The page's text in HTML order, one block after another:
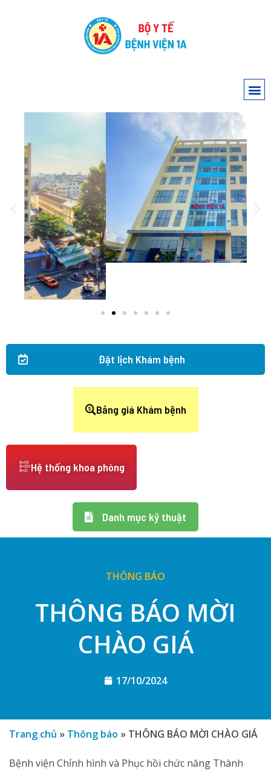
Đặt lịch Khám bệnh
Bảng giá Khám bệnh
Hệ thống khoa phòng
Danh mục kỹ thuật
THÔNG BÁO
THÔNG BÁO MỜI
CHÀO GIÁ
17/10/2024
Trang chủ » Thông báo » THÔNG BÁO MỜI CHÀO GIÁ
Bệnh viện Chỉnh hình và Phục hồi chức năng Thành